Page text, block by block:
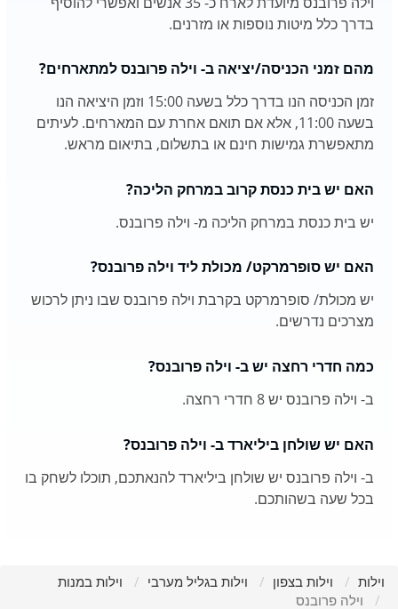
בדרך כלל מיטות נוספות או מזרנים.
מהם זמני הכניסה/יציאה ב- וילה פרובנס למתארחים?
זמן הכניסה הנו בדרך כלל בשעה 15:00 וזמן היציאה הנו
בשעה 11:00, אלא אם תואם אחרת עם המארחים. לעיתים
מתאפשרת גמישות חינם או בתשלום, בתיאום מראש.
האם יש בית כנסת קרוב במרחק הליכה?
יש בית כנסת במרחק הליכה מ- וילה פרובנס.
האם יש סופרמרקט/ מכולת ליד וילה פרובנס?
יש מכולת/ סופרמרקט בקרבת וילה פרובנס שבו ניתן לרכוש
מצרכים נדרשים.
כמה חדרי רחצה יש ב- וילה פרובנס?
ב- וילה פרובנס יש 8 חדרי רחצה.
האם יש שולחן ביליארד ב- וילה פרובנס?
ב- וילה פרובנס יש שולחן ביליארד להנאתכם, תוכלו לשחק בו
בכל שעה בשהותכם.
וילות וילות בצפון וילות בגליל מערבי
וילות במנות
וילה פרובנס